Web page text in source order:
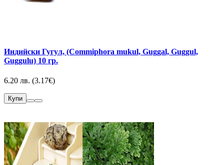
Индийски Гугул, (Commiphora mukul, Guggal, Guggul,
Guggulu) 10 гр.
6.20 лв. (3.17€)
Купи